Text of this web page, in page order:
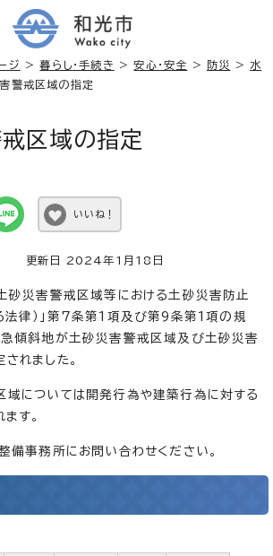
ジ >暮らし・手続き >安心・安全 > 防災 > 水
警戒区域の指定
区域の指定
いいね！
更新日 2024年1月18日
砂災害警戒区域等における土砂災害防止
律）」第7条第1項及び第9条第1項の規
急傾斜地が土砂災害警戒区域及び土砂災害
れました。
域については開発行為や建築行為に対する
す。
備事務所にお問い合わせください。